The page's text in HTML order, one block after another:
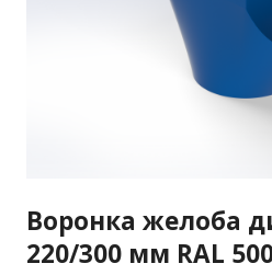
Воронка желоба
220/300 мм RAL